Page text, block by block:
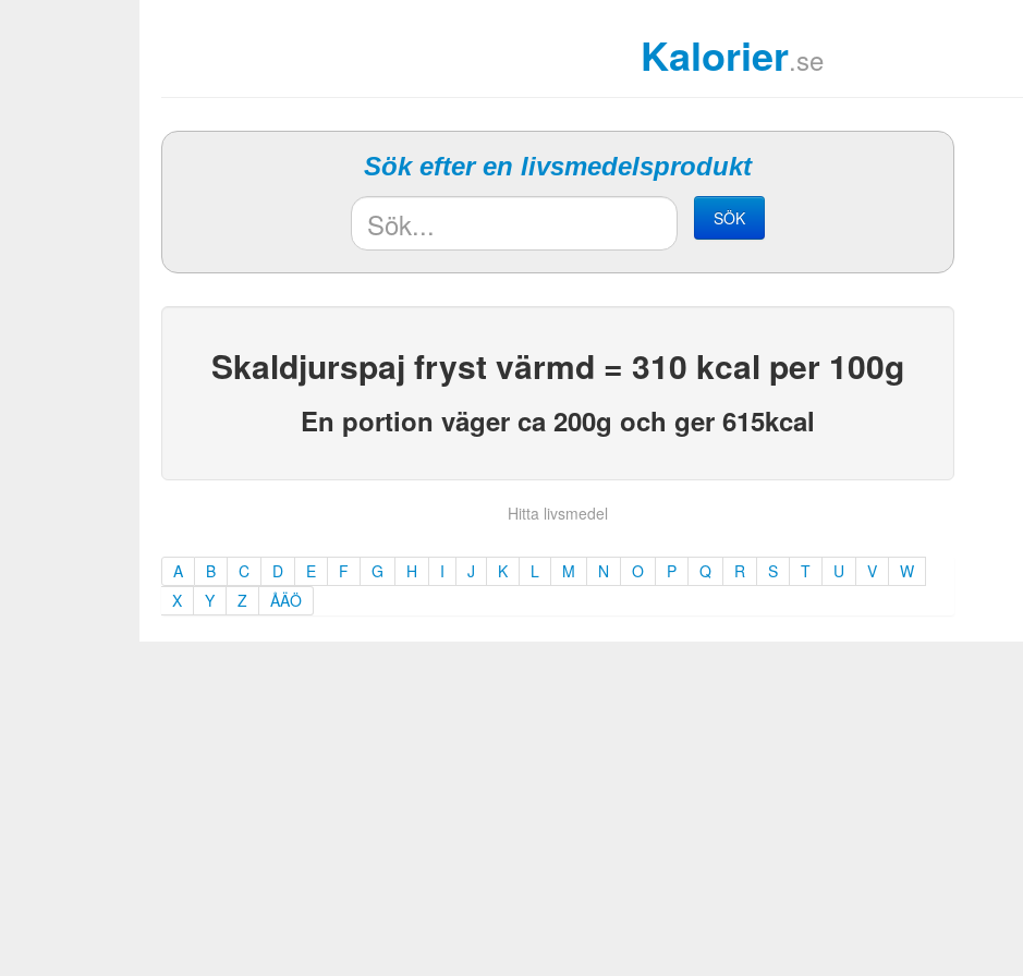
Kalorier.se
Sök efter en livsmedelsprodukt
SÖK
Skaldjurspaj fryst värmd = 310 kcal per 100g
En portion väger ca 200g och ger 615kcal
Hitta livsmedel
A B C D E F G H I J K L M N O P Q R S T U V
W
X
Y Z ÅÄÖ